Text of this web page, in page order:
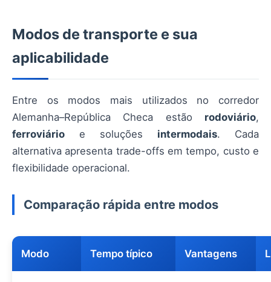
Modos de transporte e sua
aplicabilidade
Entre os modos mais utilizados no corredor
Alemanha–República Checa estão rodoviário,
ferroviário e soluções intermodais. Cada
alternativa apresenta trade-offs em tempo, custo e
flexibilidade operacional.
Comparação rápida entre modos
Modo Tempo típico Vantagens